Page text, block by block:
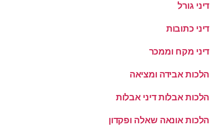
דיני גורל
דיני כתובות
דיני מקח וממכר
הלכות אבידה ומציאה
הלכות אבלות דיני אבלות
הלכות אונאה שאלה ופקדון